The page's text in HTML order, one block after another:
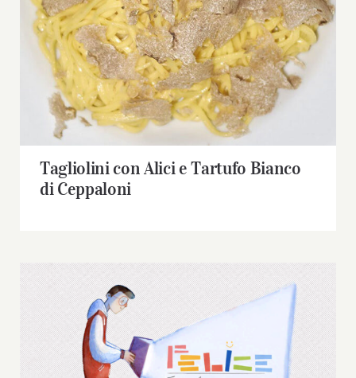
Tagliolini con Alici e Tartufo Bianco
di Ceppaloni